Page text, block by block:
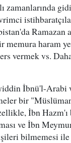
zamanlarında
Ramazan
memura haram
vermek vs.
İbnü'l-
bir
İbn
ve İbn
bilmemesi ile